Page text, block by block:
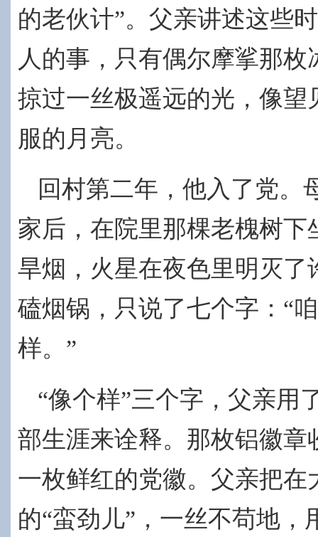
的老伙计”。 父亲讲述这些
人的事，只有偶尔摩挲那
掠过一丝极遥远的光，像望
服的月亮。
回村第二年，他入了党。
家后，在院里那棵老槐树下
旱烟，火星在夜色里明灭了
磕烟锅，只说了七个字：“
样。”
“像个样”三个字，父亲用
部生涯来诠释。那枚铝徽章
一枚鲜红的党徽。父亲把在
的“蛮劲儿”，一丝不苟地，